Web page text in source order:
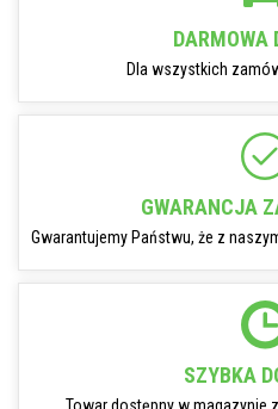
DARMOWA
Dla wszystkich
GWARANCJA
Gwarantujemy Państwu, że z
SZYBKA